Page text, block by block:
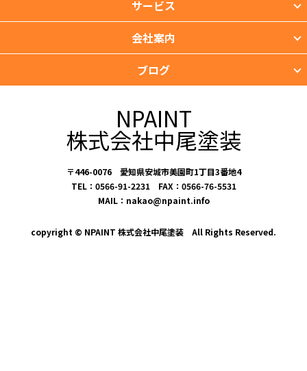
サービス
会社案内
ブログ
NPAINT
株式会社中尾塗装
〒446-0076 愛知県安城市美園町1丁目3番地4
TEL：0566-91-2231 FAX：0566-76-5531
MAIL：nakao@npaint.info
copyright © NPAINT 株式会社中尾塗装 All Rights Reserved.